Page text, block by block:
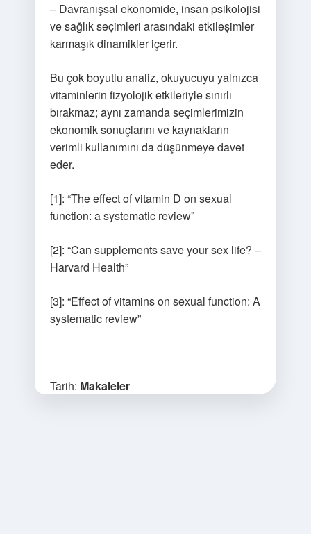
– Davranışsal ekonomide, insan psikolojisi
ve sağlık seçimleri arasındaki etkileşimler
karmaşık dinamikler içerir.
Bu çok boyutlu analiz, okuyucuyu yalnızca
vitaminlerin fizyolojik etkileriyle sınırlı
bırakmaz; aynı zamanda seçimlerimizin
ekonomik sonuçlarını ve kaynakların
verimli kullanımını da düşünmeye davet
eder.
[1]: “The effect of vitamin D on sexual
function: a systematic review”
[2]: “Can supplements save your sex life? –
Harvard Health”
[3]: “Effect of vitamins on sexual function: A
systematic review”
Tarih: Makaleler